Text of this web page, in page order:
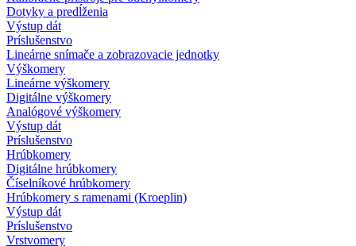
Dotyky a predĺženia
Výstup dát
Príslušenstvo
Lineárne snímače a zobrazovacie jednotky
Výškomery
Lineárne výškomery
Digitálne výškomery
Analógové výškomery
Výstup dát
Príslušenstvo
Hrúbkomery
Digitálne hrúbkomery
Číselníkové hrúbkomery
Hrúbkomery s ramenami (Kroeplin)
Výstup dát
Príslušenstvo
Vrstvomery